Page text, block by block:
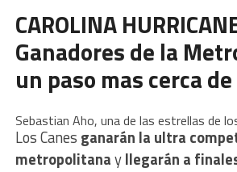
CAROLINA
Ganadores de la
un paso mas cerca
Sebastian Aho, una de las estrellas de
Los Canes ganarán la ultra
metropolitanayllegarán a